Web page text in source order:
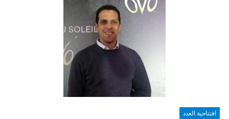
افتتاحية العدد